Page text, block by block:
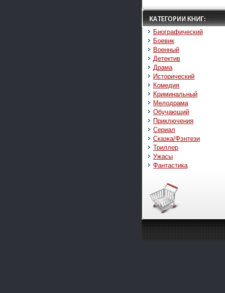
Биографический
Боевик
Военный
Детектив
Драма
Исторический
Комедия
Криминальный
Мелодрама
Обучающий
Приключения
Сериал
Сказка/Фэнтези
Триллер
Ужасы
Фантастика